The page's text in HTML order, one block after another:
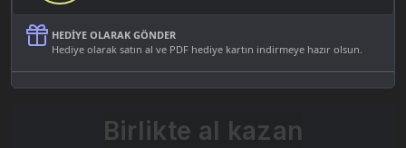
HEDIYE OLARAK GÖNDER
Hediye olarak satın al ve PDF hediye kartın indirmeye hazır olsun.
Birlikte al kazan